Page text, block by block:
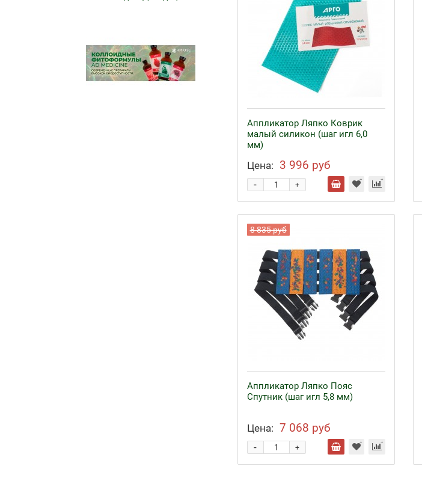
Аппликатор Ляпко Коврик
малый силикон (шаг игл 6,0
мм)
Цена: 3 996 руб
+
-
8 835 руб
Аппликатор Ляпко Пояс
Спутник (шаг игл 5,8 мм)
Цена: 7 068 руб
+
-